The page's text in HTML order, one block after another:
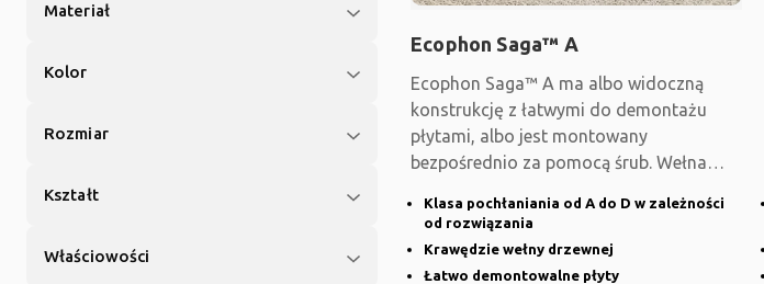
Materiał
Kolor
Rozmiar
Kształt
Właściowości
Ecophon Saga™ A
Ecophon Saga™ A ma albo widoczną
konstrukcję z łatwymi do demontażu
płytami, albo jest montowany
bezpośrednio za pomocą śrub. Wełna
Klasa pochłaniania od A do D w zależności
od rozwiązania
Krawędzie wełny drzewnej
Łatwo demontowalne płyty